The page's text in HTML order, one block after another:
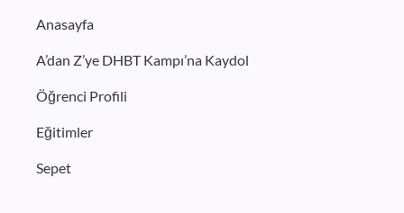
Anasayfa
A’dan Z’ye DHBT Kampı’na Kaydol
Öğrenci Profili
Eğitimler
Sepet